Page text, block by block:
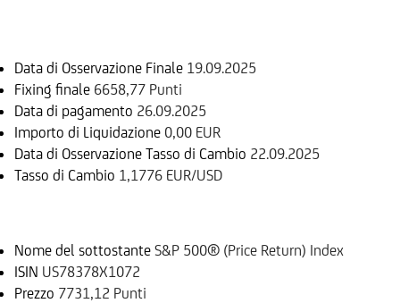
Data di Osservazione Finale 19.09.2025
Fixing finale 6658,77 Punti
Data di pagamento 26.09.2025
Importo di Liquidazione 0,00 EUR
Data di Osservazione Tasso di Cambio 22.09.2025
Tasso di Cambio 1,1776 EUR/USD
Nome del sottostante S&P 500® (Price Return) Index
ISIN US78378X1072
Prezzo 7731,12 Punti